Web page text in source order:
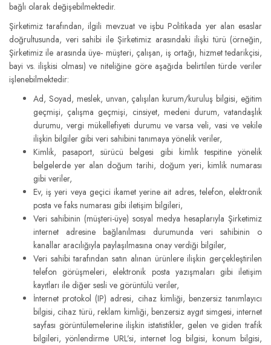
bağlı olarak değişebilmektedir.
Şirketimiz tarafından, ilgili mevzuat ve işbu Politikada yer alan esaslar
doğrultusunda, veri sahibi ile Şirketimiz arasındaki ilişki türü (örneğin,
Şirketimiz ile arasında üye- müşteri, çalışan, iş ortağı, hizmet tedarikçisi,
bayi vs. ilişkisi olması) ve niteliğine göre aşağıda belirtilen türde veriler
işlenebilmektedir:
Ad, Soyad, meslek, unvan, çalışılan kurum/kuruluş bilgisi, eğitim
geçmişi, çalışma geçmişi, cinsiyet, medeni durum, vatandaşlık
durumu, vergi mükellefiyeti durumu ve varsa veli, vasi ve vekile
ilişkin bilgiler gibi veri sahibini tanımaya yönelik veriler,
Kimlik, pasaport, sürücü belgesi gibi kimlik tespitine yönelik
belgelerde yer alan doğum tarihi, doğum yeri, kimlik numarası
gibi veriler,
Ev, iş yeri veya geçici ikamet yerine ait adres, telefon, elektronik
posta ve faks numarası gibi iletişim bilgileri,
Veri sahibinin (müşteri-üye) sosyal medya hesaplarıyla Şirketimiz
internet adresine bağlanılması durumunda veri sahibinin o
kanallar aracılığıyla paylaşılmasına onay verdiği bilgiler,
Veri sahibi tarafından satın alınan ürünlere ilişkin gerçekleştirilen
telefon görüşmeleri, elektronik posta yazışmaları gibi iletişim
kayıtları ile diğer sesli ve görüntülü veriler,
İnternet protokol (IP) adresi, cihaz kimliği, benzersiz tanımlayıcı
bilgisi, cihaz türü, reklam kimliği, benzersiz aygıt simgesi, internet
sayfası görüntülemelerine ilişkin istatistikler, gelen ve giden trafik
bilgileri, yönlendirme URL’si, internet log bilgisi, konum bilgisi,